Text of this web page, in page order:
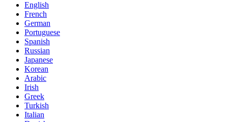
English
French
German
Portuguese
Spanish
Russian
Japanese
Korean
Arabic
Irish
Greek
Turkish
Italian